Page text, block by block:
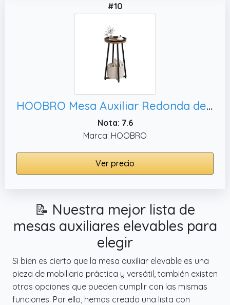
#10
HOOBRO Mesa Auxiliar Redonda de 2 Niveles, Marrón Rústico EBF183BZ01
Nota: 7.6
Marca: HOOBRO
Ver precio
📝 Nuestra mejor lista de
mesas auxiliares elevables para
elegir
Si bien es cierto que la mesa auxiliar elevable es una
pieza de mobiliario práctica y versátil, también existen
otras opciones que pueden cumplir con las mismas
funciones. Por ello, hemos creado una lista con